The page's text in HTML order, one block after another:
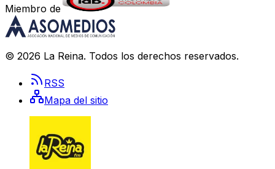
Miembro de
© 2026 La Reina. Todos los derechos reservados.
RSS
Mapa del sitio